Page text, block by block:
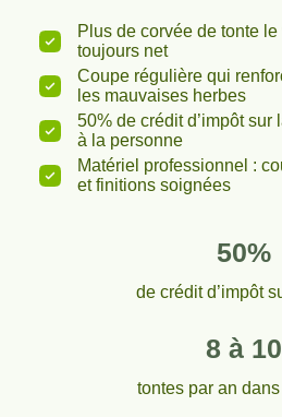
Plus de corvée de tonte
toujours net
Coupe régulière qui
les mauvaises herbes
50% de crédit d’impôt sur
à la personne
Matériel professionnel :
et finitions soignées
50%
de crédit d’impôt
8 à 10
tontes par an